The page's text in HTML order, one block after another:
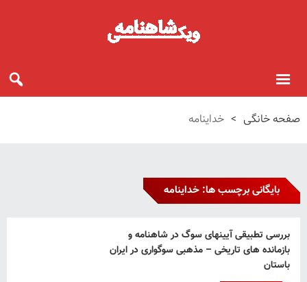
صفحه خانگی > خداینامه
بایگانی برچسب ها: خداینامه
بررسی تطبیقی آیینهای سوگ در شاهنامه و
بازمانده های تاریخی – مذهبی سوگواری در ایران
باستان